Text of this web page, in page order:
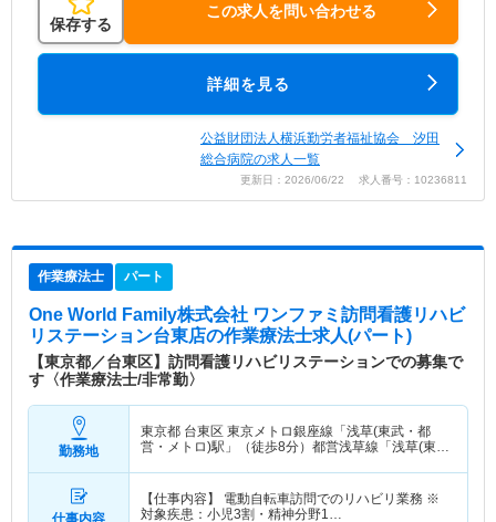
保存する
この求人を問い合わせる
詳細を見る
公益財団法人横浜勤労者福祉協会 汐田
総合病院の求人一覧
更新日：2026/06/22 求人番号：10236811
作業療法士 パート
One World Family株式会社 ワンファミ訪問看護リハビ
リステーション台東店の作業療法士求人(パート)
【東京都／台東区】訪問看護リハビリステーションでの募集で
す〈作業療法士/非常勤〉
勤務地
東京都 台東区 東京メトロ銀座線「浅草(東武・都
営・メトロ)駅」（徒歩8分）都営浅草線「浅草(東
仕事内容
【仕事内容】 電動自転車訪問でのリハビリ業務 ※
対象疾患：小児3割・精神分野1…